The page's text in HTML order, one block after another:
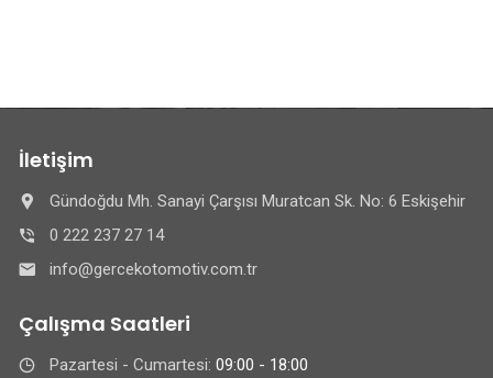
İletişim
Gündoğdu Mh. Sanayi Çarşısı Muratcan Sk. No: 6 Eskişehir
0 222 237 27 14
info@gercekotomotiv.com.tr
Çalışma Saatleri
Pazartesi - Cumartesi: 09:00 - 18:00